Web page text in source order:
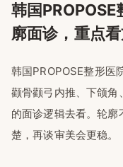
韩国
廓面诊，重点
韩国PROPOSE整形医
颧骨颧弓内推、下颌
的面诊逻辑去看。轮
楚，再谈审美会更稳。